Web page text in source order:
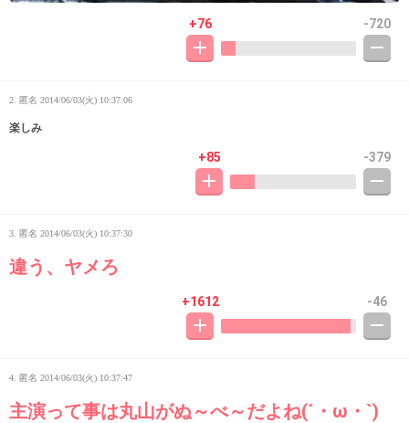
+76 -720
2. 匿名 2014/06/03(火) 10:37:06
楽しみ
+85 -379
3. 匿名 2014/06/03(火) 10:37:30
違う、ヤメろ
+1612 -46
4. 匿名 2014/06/03(火) 10:37:47
主演って事は丸山がぬ～べ～だよね(´・ω・`)